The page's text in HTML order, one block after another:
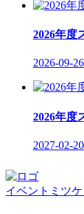
2026年度
2026-09-26
2026年度
2027-02-20
イベントミツケ